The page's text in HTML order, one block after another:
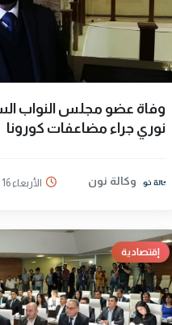
وفاة عضو مجلس النواب
نوري جراء مضاعفات كورونا
وكالة نون الأربعاء 16 شباط 2022
إقتصادية